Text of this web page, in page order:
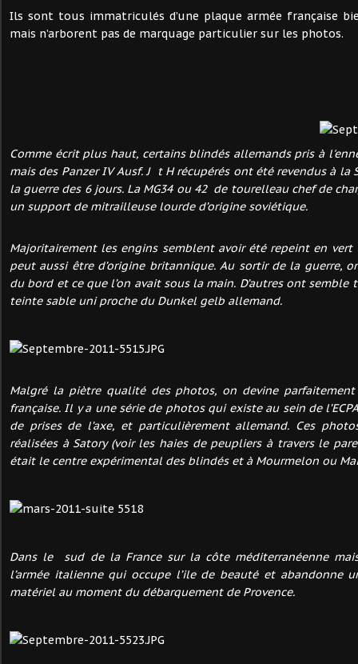
Ils sont tous immatriculés d’une plaque armée française
mais n’arborent pas de marquage particulier sur les photos.
Comme écrit plus haut, certains blindés allemands pris à
mais des Panzer IV Ausf. J t H récupérés ont été revendus à la
la guerre des 6 jours. La MG34 ou 42 de tourelleau chef de
un support de mitrailleuse lourde d’origine soviétique.
Majoritairement les engins semblent avoir été repeint en
peut aussi être d’origine britannique. Au sortir de la guerre,
du bord et ce que l’on avait sous la main. D’autres ont semble
teinte sable uni proche du Dunkel gelb allemand.
Malgré la piètre qualité des photos, on devine parfaitement
française. Il y a une série de photos qui existe au sein de
de prises de l’axe, et particulièrement allemand. Ces
réalisées à Satory (voir les haies de peupliers à travers le
était le centre expérimental des blindés et à Mourmelon ou
Dans le sud de la France sur la côte méditerranéenne
l’armée italienne qui occupe l’ile de beauté et abandonne
matériel au moment du débarquement de Provence.